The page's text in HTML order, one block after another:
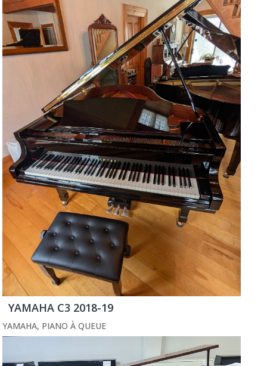
YAMAHA C3 2018-19
YAMAHA, PIANO À QUEUE